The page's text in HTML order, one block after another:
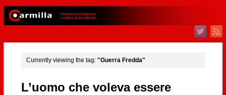
Currently viewing the tag: "Guerra Fredda"
L’uomo che voleva essere